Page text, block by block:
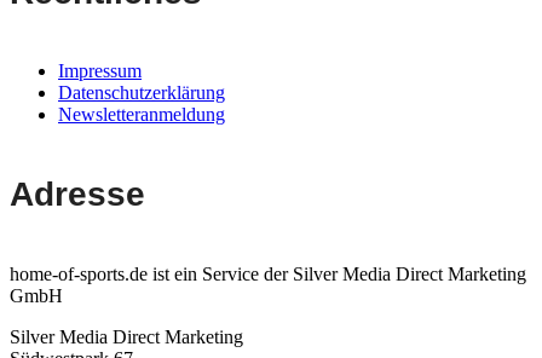
Impressum
Datenschutzerklärung
Newsletteranmeldung
Adresse
home-of-sports.de ist ein Service der Silver Media Direct Marketing
GmbH
Silver Media Direct Marketing